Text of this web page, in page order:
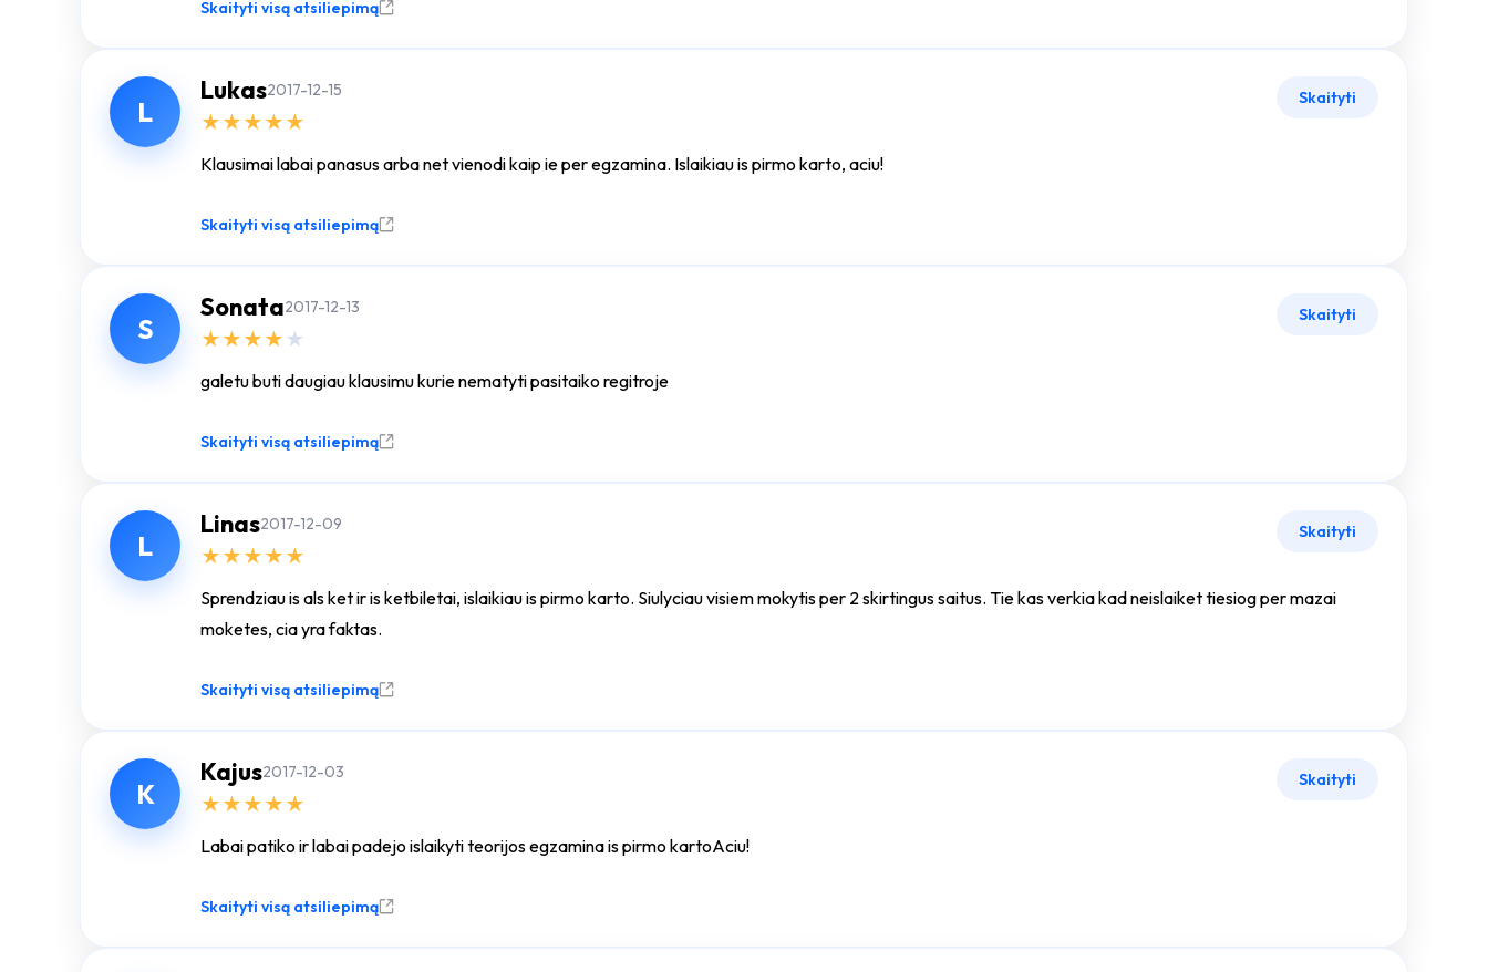
Skaityti visą atsiliepimą
L
Lukas2017-12-15
★★★★★
Skaityti
Klausimai labai panasus arba net vienodi kaip ie per egzamina. Islaikiau is pirmo karto, aciu!
Skaityti visą atsiliepimą
S
Sonata2017-12-13
★★★★★
Skaityti
galetu buti daugiau klausimu kurie nematyti pasitaiko regitroje
Skaityti visą atsiliepimą
L
Linas2017-12-09
★★★★★
Skaityti
Sprendziau is als ket ir is ketbiletai, islaikiau is pirmo karto. Siulyciau visiem mokytis per 2 skirtingus saitus. Tie kas verkia kad neislaiket tiesiog per mazai
moketes, cia yra faktas.
Skaityti visą atsiliepimą
K
Kajus2017-12-03
★★★★★
Skaityti
Labai patiko ir labai padejo islaikyti teorijos egzamina is pirmo kartoAciu!
Skaityti visą atsiliepimą